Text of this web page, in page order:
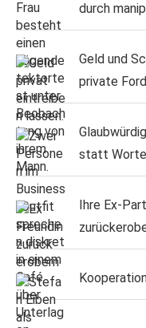
durch
Geld und
private
statt
Ihre Ex-